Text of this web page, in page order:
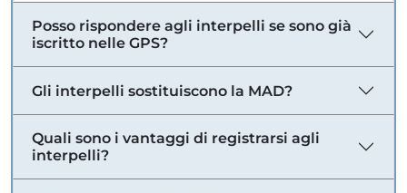
Posso rispondere agli interpelli se sono già
iscritto nelle GPS?
Gli interpelli sostituiscono la MAD?
Quali sono i vantaggi di registrarsi agli
interpelli?